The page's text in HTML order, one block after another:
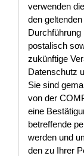
verwenden
den
Durchführung
postalisch
zukünftige
Datenschutz
Sie sind
von der
eine
betreffende
werden und
den zu Ihrer